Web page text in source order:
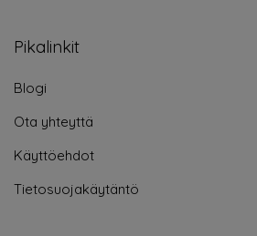
Pikalinkit
Blogi
Ota yhteyttä
Käyttöehdot
Tietosuojakäytäntö